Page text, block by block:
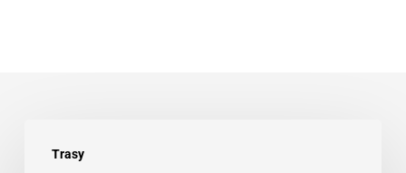
Trasy
jednodniowe